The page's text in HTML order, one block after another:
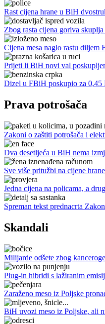
Rast cijena hrane u BiH
Zbog rasta cijena goriva
Cijena mesa naglo rastu diljem
Prijeti li BiH novi val
Dizel u FBiH poskupio za 0,45
Prava potrošača
Zakoni o zaštiti potrošača i
Dva desetljeća u BiH nema
Sve više pritužbi na cijene
Jedna cijena na policama, a
Spreman tekst prednacrta
Skandali
Milijarde odšete zbog
Plug-in hibridi s lažiranim
Zaraženo meso iz Poljske
BiH uvozi meso iz Poljske, ali